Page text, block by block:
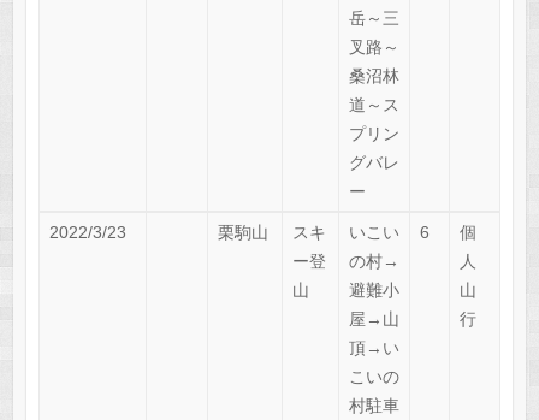
岳～三
叉路～
桑沼林
道～ス
プリン
グバレ
ー
2022/3/23 栗駒山
スキ
ー登
山
いこい
の村→
避難小
屋→山
頂→い
こいの
村駐車
6
個
人
山
行